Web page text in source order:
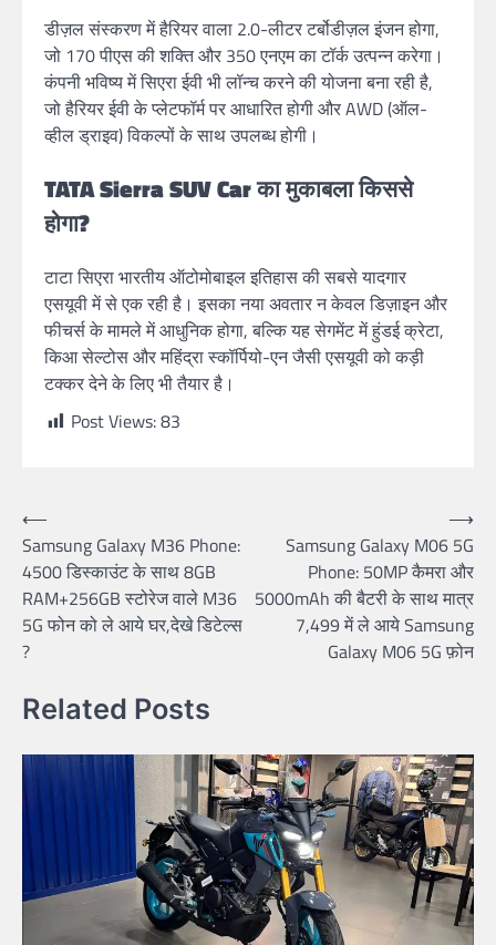
डीज़ल संस्करण में हैरियर वाला 2.0-लीटर टर्बोडीज़ल इंजन होगा,
जो 170 पीएस की शक्ति और 350 एनएम का टॉर्क उत्पन्न करेगा।
कंपनी भविष्य में सिएरा ईवी भी लॉन्च करने की योजना बना रही है,
जो हैरियर ईवी के प्लेटफॉर्म पर आधारित होगी और AWD (ऑल-
व्हील ड्राइव) विकल्पों के साथ उपलब्ध होगी।
TATA Sierra SUV Car का मुकाबला किससे
होगा?
टाटा सिएरा भारतीय ऑटोमोबाइल इतिहास की सबसे यादगार
एसयूवी में से एक रही है। इसका नया अवतार न केवल डिज़ाइन और
फीचर्स के मामले में आधुनिक होगा, बल्कि यह सेगमेंट में हुंडई क्रेटा,
किआ सेल्टोस और महिंद्रा स्कॉर्पियो-एन जैसी एसयूवी को कड़ी
टक्कर देने के लिए भी तैयार है।
Post Views:83
Post
navigation
⟵
Samsung Galaxy M36 Phone:
4500 डिस्काउंट के साथ 8GB
RAM+256GB स्टोरेज वाले M36
5G फोन को ले आये घर,देखे डिटेल्स
?
Samsung Galaxy M06 5G
Phone: 50MP कैमरा और
5000mAh की बैटरी के साथ मात्र
7,499 में ले आये Samsung
Galaxy M06 5G फ़ोन
⟶
Related Posts